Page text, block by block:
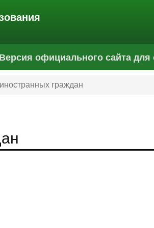
официального сайта для
граждан